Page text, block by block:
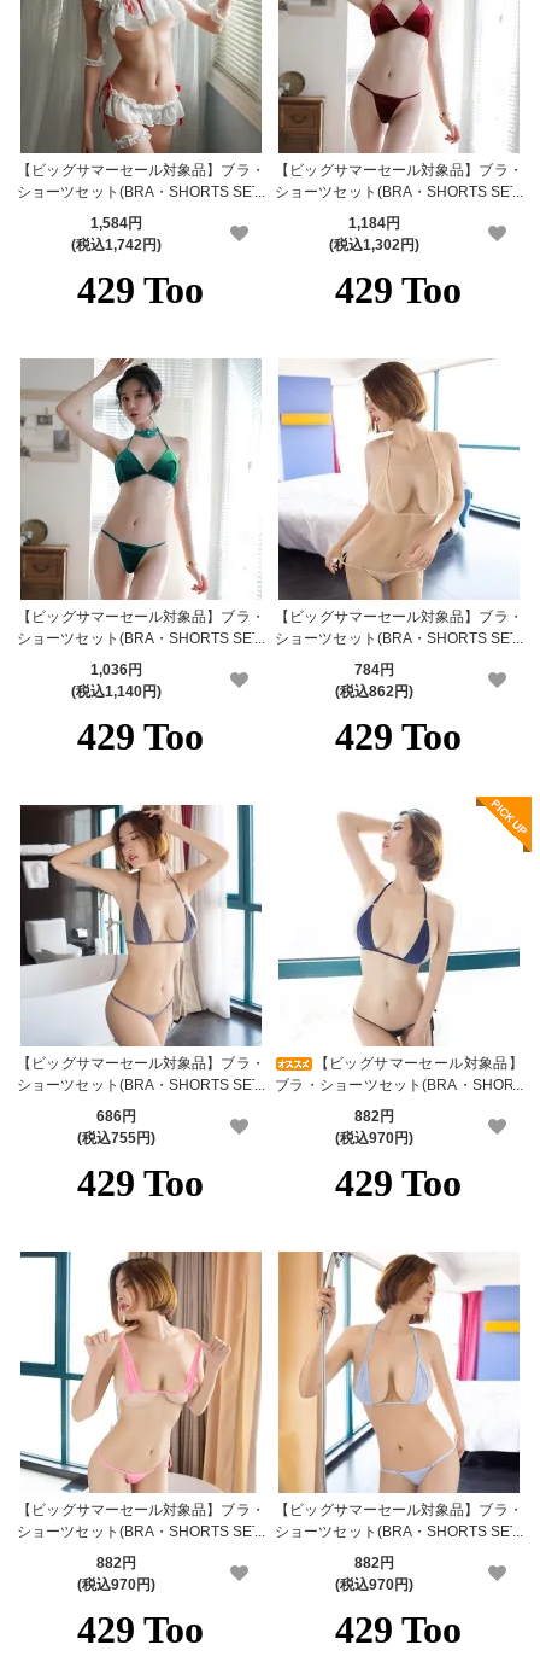
【ビッグサマーセール対象品】ブラ・
ショーツセット(BRA・SHORTS SET)
1,584円
(税込1,742円)
【ビッグサマーセール対象品】ブラ・
ショーツセット(BRA・SHORTS SET)
1,184円
(税込1,302円)
【ビッグサマーセール対象品】ブラ・
ショーツセット(BRA・SHORTS SET)
1,036円
(税込1,140円)
【ビッグサマーセール対象品】ブラ・
ショーツセット(BRA・SHORTS SET)
784円
(税込862円)
【ビッグサマーセール対象品】ブラ・
ショーツセット(BRA・SHORTS SET)
686円
(税込755円)
【ビッグサマーセール対象品】
ブラ・ショーツセット(BRA・SHORT
S SET) 107nb
882円
(税込970円)
【ビッグサマーセール対象品】ブラ・
ショーツセット(BRA・SHORTS SET)
882円
(税込970円)
【ビッグサマーセール対象品】ブラ・
ショーツセット(BRA・SHORTS SET)
882円
(税込970円)